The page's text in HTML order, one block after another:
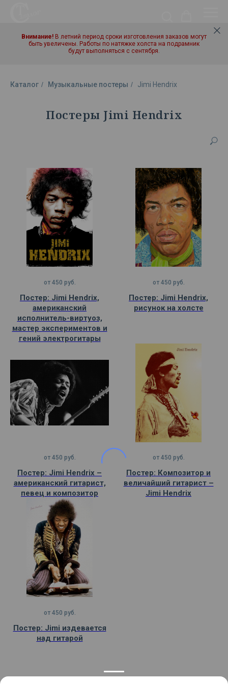
Внимание! В летний период сроки изготовления заказов могут
быть увеличены. Работы по натяжке холста на подрамник
будут выполняться с сентября.
Каталог / Музыкальные постеры / Jimi Hendrix
Постеры Jimi Hendrix
от 450 руб.
Постер: Jimi Hendrix,
американский
исполнитель-виртуоз,
мастер экспериментов и
гений электрогитары
от 450 руб.
Постер: Jimi Hendrix,
рисунок на холсте
от 450 руб.
Постер: Jimi Hendrix –
американский гитарист,
певец и композитор
от 450 руб.
Постер: Композитор и
величайший гитарист –
Jimi Hendrix
от 450 руб.
Постер: Jimi издевается
над гитарой